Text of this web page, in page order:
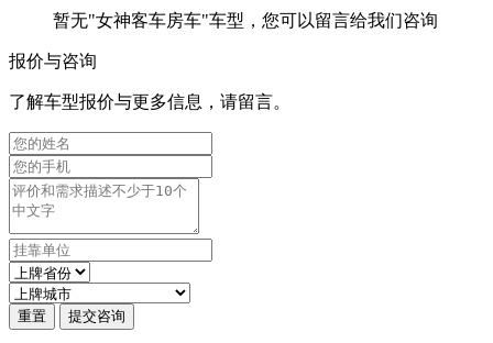
暂无"女神客车房车"车型，您可以留言给我们咨询
报价与咨询
了解车型报价与更多信息，请留言。